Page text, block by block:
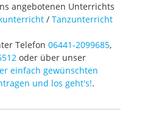
angebotenen Unterrichts
/ Tanzunterricht
Telefon 06441-2099685,
oder über unser
einfach gewünschten
und los geht's!.